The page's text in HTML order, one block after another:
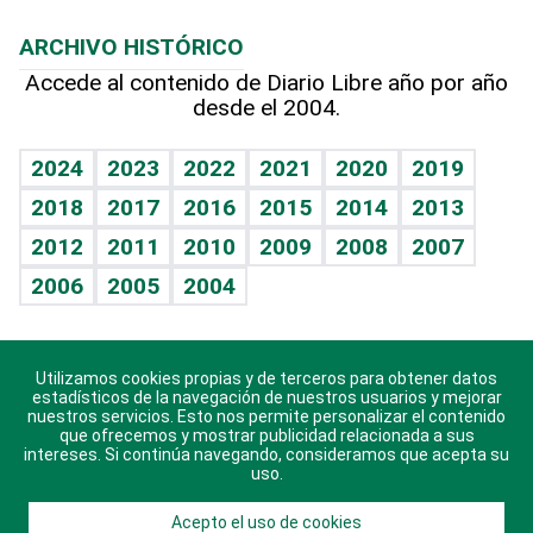
Hablando con el pediatra
Vida y familia
Eñe
Celebrando la vida
Sin complejos
En pocas palabras
Escuchando al corazón
Economía Personal
TBT Deportivo
Lecturas
Hecho en casa
Guía del dinero
Cumpleaños
Horóscopos
Juegos
ARCHIVO HISTÓRICO
Accede al contenido de Diario Libre año por año
desde el 2004.
2024 2023 2022 2021 2020
2019
2018
2017 2016 2015 2014
2013
2012
2011 2010 2009 2008
2007
2006
2005 2004
Descarga nuestras aplicaciones para Android, iOS y
sistema Huawei.
Utilizamos cookies propias y de terceros para obtener datos
estadísticos de la navegación de nuestros usuarios y mejorar
nuestros servicios. Esto nos permite personalizar el contenido
que ofrecemos y mostrar publicidad relacionada a sus
intereses. Si continúa navegando, consideramos que acepta su
uso.
Acepto el uso de cookies